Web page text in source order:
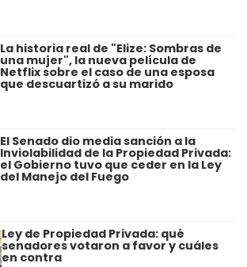
La historia real de "Elize: Sombras de
una mujer", la nueva película de
Netflix sobre el caso de una esposa
que descuartizó a su marido
El Senado dio media sanción a la
Inviolabilidad de la Propiedad Privada:
el Gobierno tuvo que ceder en la Ley
del Manejo del Fuego
Ley de Propiedad Privada: qué
senadores votaron a favor y cuáles
en contra